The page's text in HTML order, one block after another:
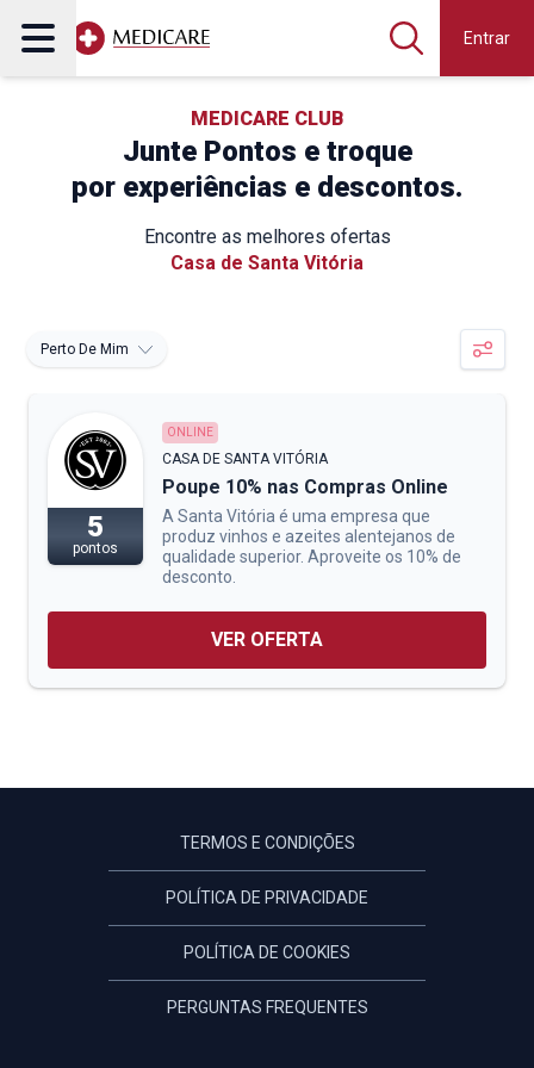
Entrar
MEDICARE CLUB
Junte Pontos e troque
por experiências e descontos.
Encontre as melhores ofertas
Casa de Santa Vitória
Perto De Mim
5
pontos
ONLINE
CASA DE SANTA VITÓRIA
Poupe 10% nas Compras Online
A Santa Vitória é uma empresa que
produz vinhos e azeites alentejanos de
qualidade superior. Aproveite os 10% de
desconto.
VER OFERTA
TERMOS E CONDIÇÕES
POLÍTICA DE PRIVACIDADE
POLÍTICA DE COOKIES
PERGUNTAS FREQUENTES